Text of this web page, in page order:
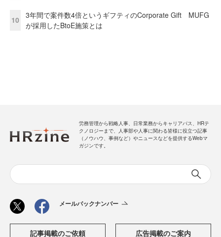
10
3年間で案件数4倍というギフティのCorporate Gift MUFG
が採用したBtoE施策とは
労務管理から戦略人事、日常業務からキャリアパス、HRテ
クノロジーまで、人事部や人事に関わる皆様に役立つ記事
（ノウハウ、事例など）やニュースなどを提供するWebマ
ガジンです。
メールバックナンバー
記事掲載のご依頼 広告掲載のご案内